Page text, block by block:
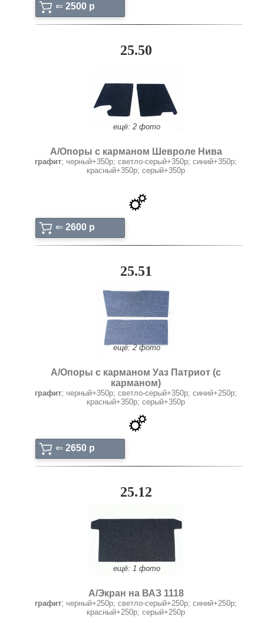
⇐ 2500 p
25.50
ещё: 2 фото
А/Опоры с карманом Шевроле Нива
графит; черный+350р; светло-серый+350р; синий+350р;
красный+350р; серый+350р
⇐ 2600 p
25.51
ещё: 2 фото
А/Опоры с карманом Уаз Патриот (с
карманом)
графит; черный+350р; светло-серый+350р; синий+250р;
красный+350р; серый+350р
⇐ 2650 p
25.12
ещё: 1 фото
А/Экран на ВАЗ 1118
графит; черный+250р; светло-серый+250р; синий+250р;
красный+250р; серый+250р